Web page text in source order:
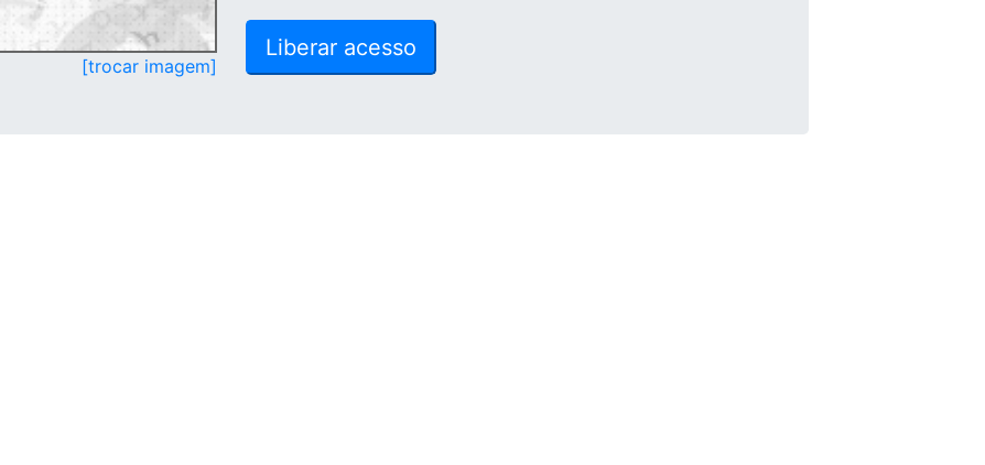
[trocar imagem]